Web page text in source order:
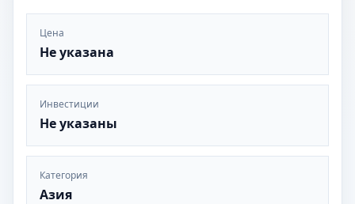
Цена
Не указана
Инвестиции
Не указаны
Категория
Азия